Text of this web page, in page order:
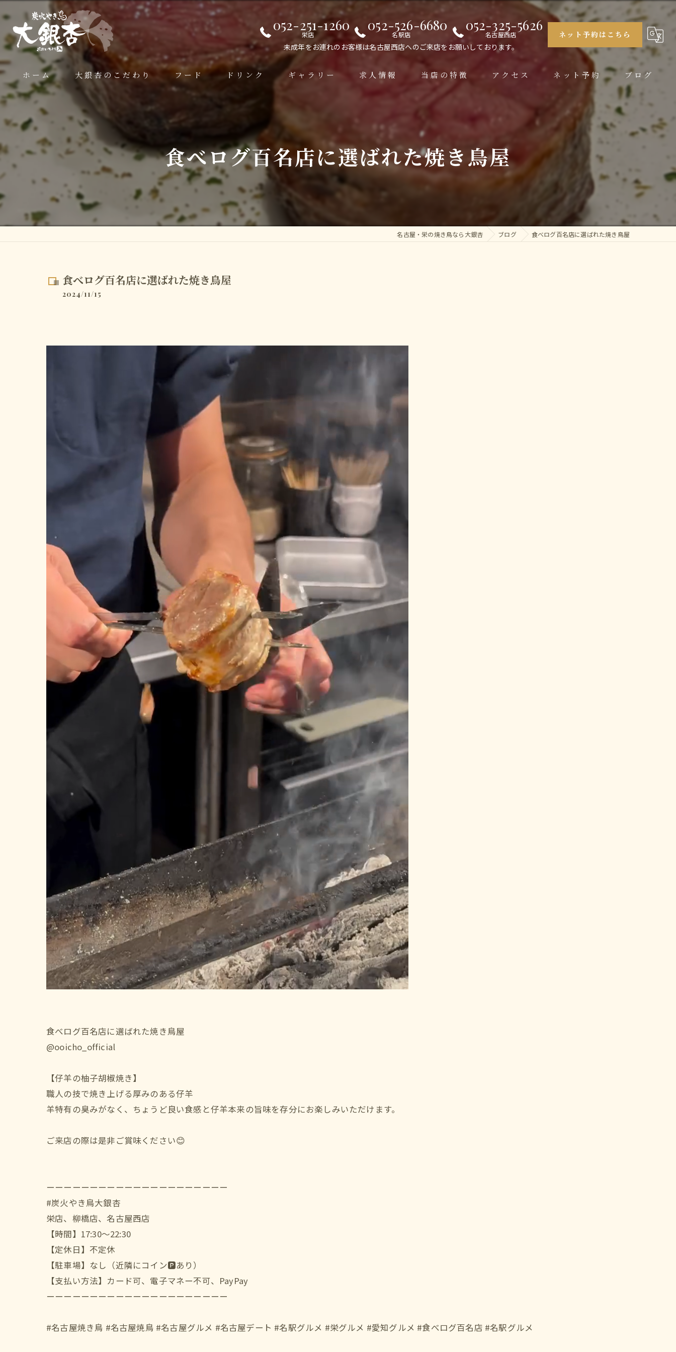
052-251-1260
栄店
052-526-6680
名駅店
052-325-5626
名古屋西店
未成年をお連れのお客様は名古屋西店へのご来店をお願いしております。
ネット予約はこちら
ホーム 大銀杏のこだわり フード ドリンク ギャラリー 求人情報 当店の特徴
手羽先
デート
アクセス
大銀杏 名駅店
ネット予約 ブログ
食べログ百名店に選ばれた焼き鳥屋
名古屋・栄の焼き鳥なら大銀杏 ブログ 食べログ百名店に選ばれた焼き鳥屋
食べログ百名店に選ばれた焼き鳥屋
2024/11/15
食べログ百名店に選ばれた焼き鳥屋
@ooicho_official
【仔羊の柚子胡椒焼き】
職人の技で焼き上げる厚みのある仔羊
羊特有の臭みがなく、ちょうど良い食感と仔羊本来の旨味を存分にお楽しみいただけます。
ご来店の際は是非ご賞味ください😊
ーーーーーーーーーーーーーーーーーーーーー
#炭火やき鳥大銀杏
栄店、柳橋店、名古屋西店
【時間】17:30〜22:30
【定休日】不定休
【駐車場】なし（近隣にコイン🅿️あり）
【支払い方法】カード可、電子マネー不可、PayPay
ーーーーーーーーーーーーーーーーーーーーー
#名古屋焼き鳥 #名古屋焼鳥 #名古屋グルメ #名古屋デート #名駅グルメ #栄グルメ #愛知グルメ #食べログ百名店 #名駅グルメ